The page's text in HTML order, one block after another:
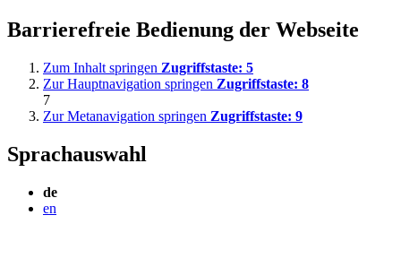
Barrierefreie Bedienung der Webseite
Zum Inhalt springen Zugriffstaste: 5
Zur Hauptnavigation springen Zugriffstaste: 8
7
Zur Metanavigation springen Zugriffstaste: 9
Sprachauswahl
de
en